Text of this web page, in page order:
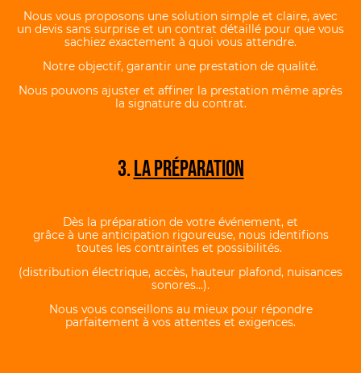
Nous vous proposons une solution simple et claire, avec
un devis sans surprise et un contrat détaillé pour que vous
sachiez exactement à quoi vous attendre.
Notre objectif, garantir une prestation de qualité.
Nous pouvons ajuster et affiner la prestation même après
la signature du contrat.
3.LA PRÉPARATION
Dès la préparation de votre événement, et
grâce à une anticipation rigoureuse, nous identifions
toutes les contraintes et possibilités.
(distribution électrique, accès, hauteur plafond, nuisances
sonores…).
Nous vous conseillons au mieux pour répondre
parfaitement à vos attentes et exigences.